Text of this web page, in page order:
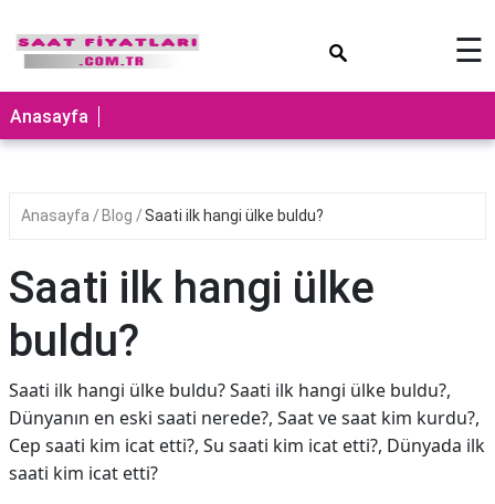
☰
Anasayfa
Anasayfa Blog Saati ilk hangi ülke buldu?
Saati ilk hangi ülke
buldu?
Saati ilk hangi ülke buldu? Saati ilk hangi ülke buldu?,
Dünyanın en eski saati nerede?, Saat ve saat kim kurdu?,
Cep saati kim icat etti?, Su saati kim icat etti?, Dünyada ilk
saati kim icat etti?